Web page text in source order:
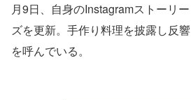
月9日、自身のInstagramストーリー
ズを更新。手作り料理を披露し反響
を呼んでいる。